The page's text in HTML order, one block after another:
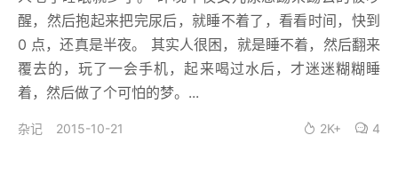
醒，然后抱起来把完尿后，就睡不着了，看看时间，快到
0 点，还真是半夜。 其实人很困，就是睡不着，然后翻来
覆去的，玩了一会手机，起来喝过水后，才迷迷糊糊睡
着，然后做了个可怕的梦。...
杂记 2015-10-21 2K+ 4